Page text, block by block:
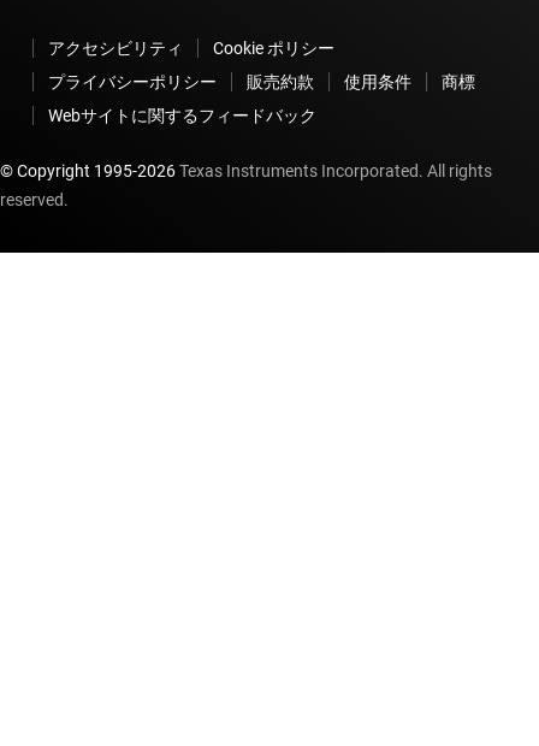
アクセシビリティ
Cookie ポリシー
プライバシーポリシー
販売約款 使用条件
商標
Webサイトに関するフィードバック
© Copyright 1995-2026Texas Instruments Incorporated. All rights
reserved.